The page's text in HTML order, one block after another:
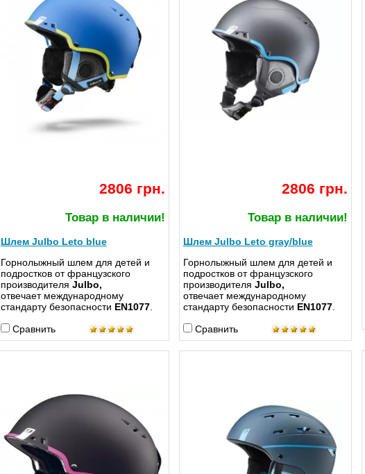
2806 грн.
Товар в наличии!
Шлем Julbo Leto blue
Горнолыжный шлем для детей и
подростков от французского
производителя Julbo,
отвечает международному
стандарту безопасности EN1077.
Сравнить
2806 грн.
Товар в наличии!
Шлем Julbo Leto gray/blue
Горнолыжный шлем для детей и
подростков от французского
производителя Julbo,
отвечает международному
стандарту безопасности EN1077.
Сравнить